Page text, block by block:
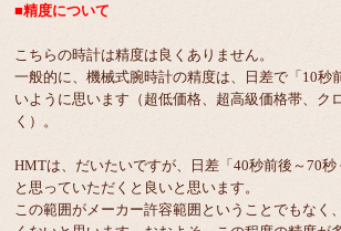
■精度について
こちらの時計は精度は良くありません。
一般的に、機械式腕時計の精度は、日差で「10秒
いように思います（超低価格、超高級価格帯、ク
く）。
HMTは、だいたいですが、日差「40秒前後～70
と思っていただくと良いと思います。
この範囲がメーカー許容範囲ということでもなく